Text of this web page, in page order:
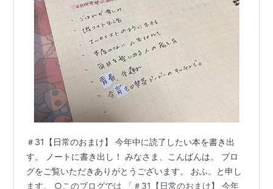
＃31【日常のおまけ】 今年中に読了したい本を書き出
す。 ノートに書き出し！ みなさま、こんばんは。 ブロ
グをご覧いただきありがとうございます。 おふ。と申し
ます。 ○このブログでは 「＃31【日常のおまけ】 今年